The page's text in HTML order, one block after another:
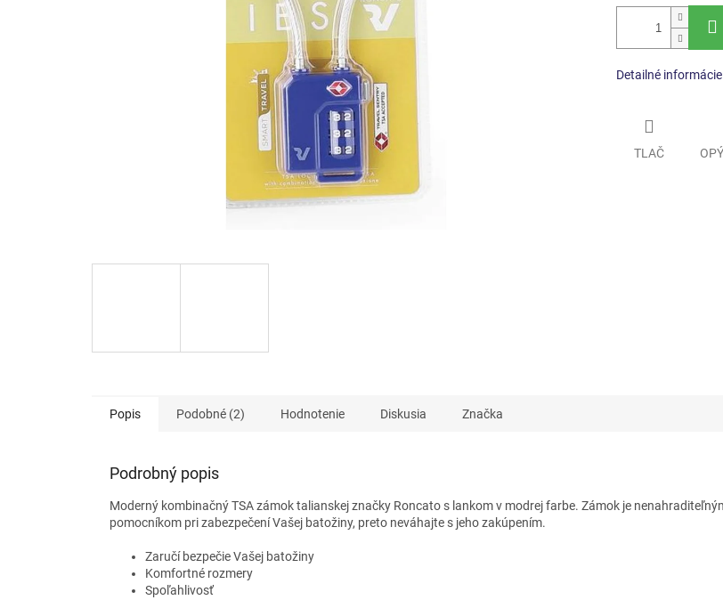
Detailné informácie
TLAČ
Popis Podobné (2) Hodnotenie Diskusia Značka
Podrobný popis
Moderný kombinačný TSA zámok talianskej značky Roncato s lankom v modrej farbe. Zámok je
pomocníkom pri zabezpečení Vašej batožiny, preto neváhajte s jeho zakúpením.
Zaručí bezpečie Vašej batožiny
Komfortné rozmery
Spoľahlivosť